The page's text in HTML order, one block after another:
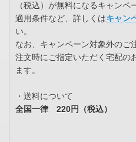
（税込）が無料になるキャンペ
適用条件など、詳しくはキャン
い。
なお、キャンペーン対象外のご
注文時にご指定いただく宅配の
ます。
・送料について
全国一律
220円（税込）